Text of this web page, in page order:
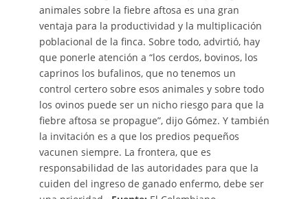
animales sobre la fiebre aftosa es una gran
ventaja para la productividad y la multiplicación
poblacional de la finca. Sobre todo, advirtió, hay
que ponerle atención a “los cerdos, bovinos, los
caprinos los bufalinos, que no tenemos un
control certero sobre esos animales y sobre todo
los ovinos puede ser un nicho riesgo para que la
fiebre aftosa se propague”, dijo Gómez. Y también
la invitación es a que los predios pequeños
vacunen siempre. La frontera, que es
responsabilidad de las autoridades para que la
cuiden del ingreso de ganado enfermo, debe ser